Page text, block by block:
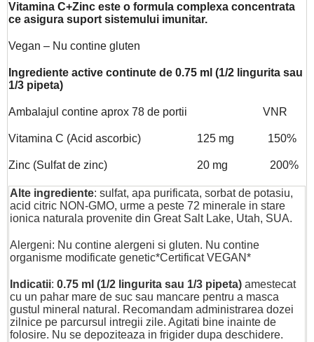
Vitamina C+Zinc este o formula complexa concentrata
ce asigura suport sistemului imunitar.
Vegan – Nu contine gluten
Ingrediente active continute de 0.75 ml (1/2 lingurita sau
1/3 pipeta)
Ambalajul contine aprox 78 de portii VNR
Vitamina C (Acid ascorbic) 125 mg 150%
Zinc (Sulfat de zinc) 20 mg 200%
Alte ingrediente: sulfat, apa purificata, sorbat de potasiu,
acid citric NON-GMO, urme a peste 72 minerale in stare
ionica naturala provenite din Great Salt Lake, Utah, SUA.
Alergeni: Nu contine alergeni si gluten. Nu contine
organisme modificate genetic*Certificat VEGAN*
Indicatii: 0.75 ml (1/2 lingurita sau 1/3 pipeta) amestecat
cu un pahar mare de suc sau mancare pentru a masca
gustul mineral natural. Recomandam administrarea dozei
zilnice pe parcursul intregii zile. Agitati bine inainte de
folosire. Nu se depoziteaza in frigider dupa deschidere.